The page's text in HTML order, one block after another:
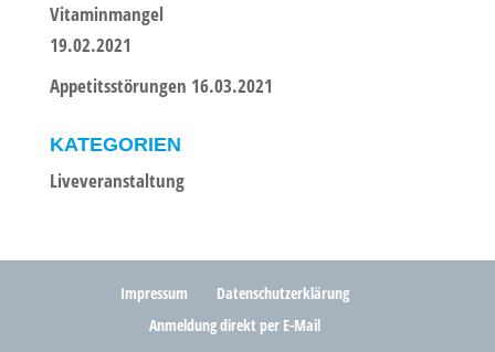
Vitaminmangel
19.02.2021
Appetitsstörungen 16.03.2021
KATEGORIEN
Liveveranstaltung
Impressum
Datenschutzerklärung
Anmeldung direkt per E-Mail